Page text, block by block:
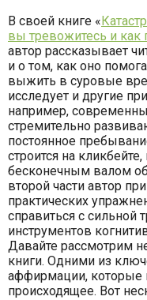
В своей книге «
вы тревожитесь и как
автор рассказывает
и о том, как оно
выжить в суровые
исследует и другие
например,
стремительно
постоянное
строится на
бесконечным валом
второй части автор
практических
справиться с сильной
инструментов
Давайте рассмотрим
книги. Одними из
аффирмации, которые
происходящее. Вот